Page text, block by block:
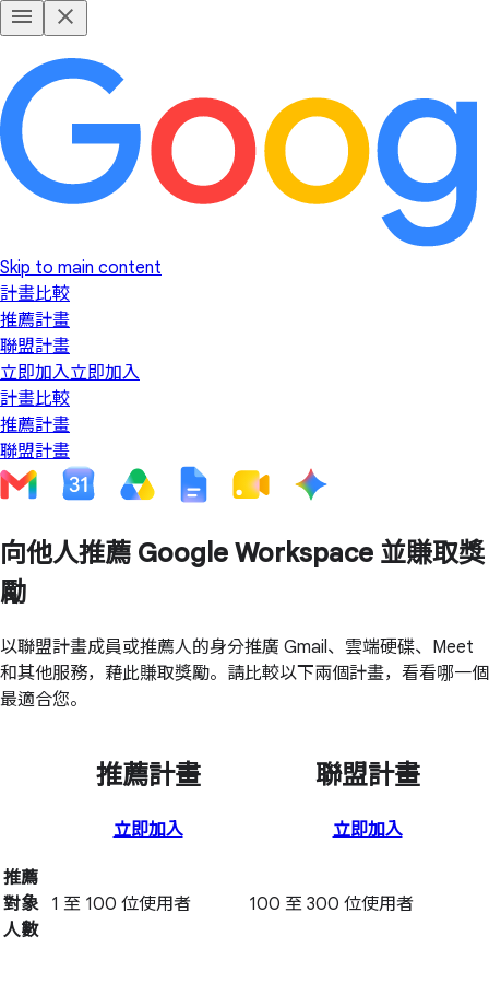
Skip to main content
計畫比較
推薦計畫
聯盟計畫
立即加入立即加入
計畫比較
推薦計畫
聯盟計畫
向他人推薦 Google Workspace 並賺取獎
勵
以聯盟計畫成員或推薦人的身分推廣 Gmail、雲端硬碟、Meet
和其他服務，藉此賺取獎勵。請比較以下兩個計畫，看看哪一個
最適合您。
推薦計畫
立即加入
聯盟計畫
立即加入
推薦
對象
人數
1 至 100 位使用者 100 至 300 位使用者